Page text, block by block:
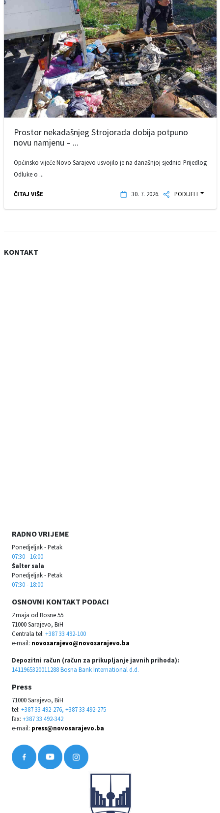
Prostor nekadašnjeg Strojorada dobija potpuno
novu namjenu – ...
Općinsko vijeće Novo Sarajevo usvojilo je na današnjoj sjednici Prijedlog
Odluke o ...
ČITAJ VIŠE 30. 7. 2026. PODIJELI
KONTAKT
RADNO VRIJEME
Ponedjeljak - Petak
07:30 - 16:00
Šalter sala
Ponedjeljak - Petak
07:30 - 18:00
OSNOVNI KONTAKT PODACI
Zmaja od Bosne 55
71000 Sarajevo, BiH
Centrala tel: +387 33 492-100
e-mail: novosarajevo@novosarajevo.ba
Depozitni račun (račun za prikupljanje javnih prihoda):
1411965320011288 Bosna Bank International d.d.
Press
71000 Sarajevo, BiH
tel: +387 33 492-276, +387 33 492-275
fax: +387 33 492-342
e-mail: press@novosarajevo.ba